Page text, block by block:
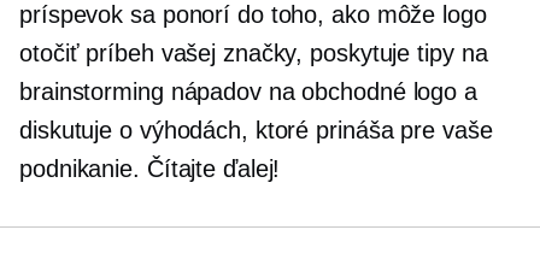
príspevok sa ponorí do toho, ako môže logo
otočiť príbeh vašej značky, poskytuje tipy na
brainstorming nápadov na obchodné logo a
diskutuje o výhodách, ktoré prináša pre vaše
podnikanie. Čítajte ďalej!